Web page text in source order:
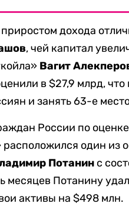
дохода
, чей капитал
Вагит
в $27,9 млрд,
и занять 63-е
России по
один из
Потанин с
месяцев Потанину
активы на $498 млн.